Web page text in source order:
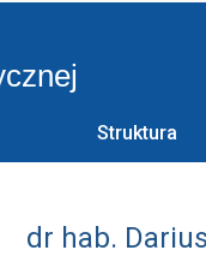
Struktura
dr hab.